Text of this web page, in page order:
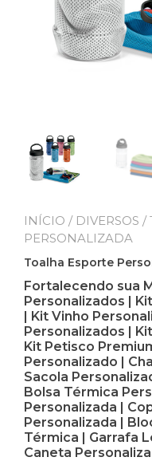
INÍCIO / DIVERSOS /
PERSONALIZADA
Toalha Esporte
Fortalecendo sua
Personalizados |
| Kit Vinho
Personalizados |
Kit Petisco
Personalizado |
Sacola
Bolsa Térmica
Personalizada |
Personalizada |
Térmica | Garrafa
Caneta